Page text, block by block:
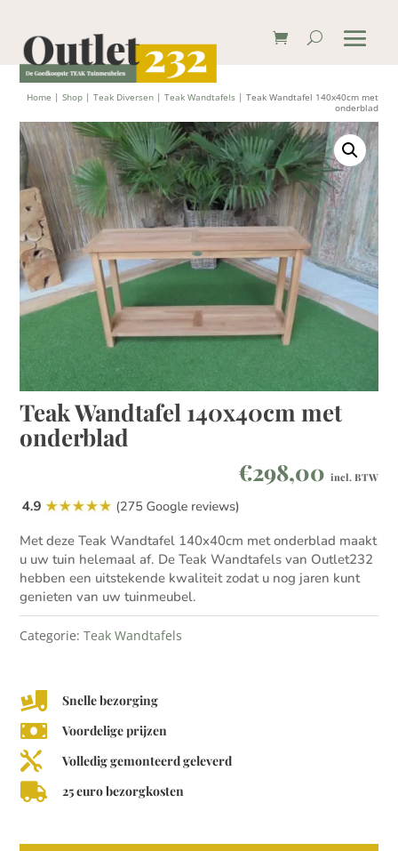
Home | Shop| Teak Diversen| Teak Wandtafels| Teak Wandtafel 140x40cm met
onderblad
Teak Wandtafel 140x40cm met
onderblad
€298,00 incl. BTW
Met deze Teak Wandtafel 140x40cm met onderblad maakt
u uw tuin helemaal af. De Teak Wandtafels van Outlet232
hebben een uitstekende kwaliteit zodat u nog jaren kunt
genieten van uw tuinmeubel.
Categorie:Teak Wandtafels
 Snelle bezorging
 Voordelige prijzen
 Volledig gemonteerd geleverd
 25 euro bezorgkosten